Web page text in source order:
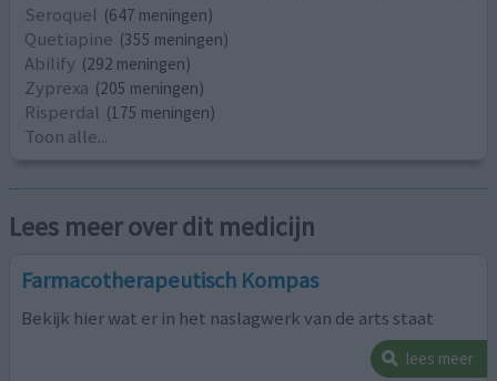
Seroquel (647 meningen)
Quetiapine (355 meningen)
Abilify (292 meningen)
Zyprexa (205 meningen)
Risperdal (175 meningen)
Toon alle...
Lees meer over dit medicijn
Farmacotherapeutisch Kompas
Bekijk hier wat er in het naslagwerk van de arts staat
lees meer